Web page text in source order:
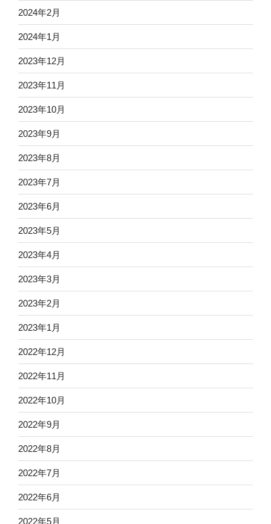
2024年2月
2024年1月
2023年12月
2023年11月
2023年10月
2023年9月
2023年8月
2023年7月
2023年6月
2023年5月
2023年4月
2023年3月
2023年2月
2023年1月
2022年12月
2022年11月
2022年10月
2022年9月
2022年8月
2022年7月
2022年6月
2022年5月